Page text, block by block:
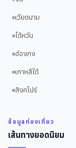
เวียดนาม
ไต้หวัน
ฮ่องกง
เกาหลีใต้
สิงคโปร์
ข้อมูลท่องเที่ยว
เส้นทางยอดนิยม